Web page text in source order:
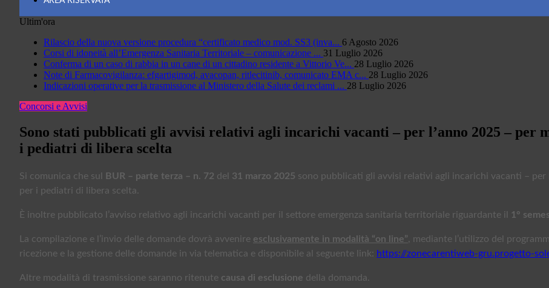
Ultim'ora
Rilascio della nuova versione procedura “certificato medico mod. SS3 (inva... 6 Agosto 2026
Corsi di idoneità all’Emergenza Sanitaria Territoriale – comunicazione ... 31 Luglio 2026
Conferma di un caso di rabbia in un cane di un cittadino residente a Vittorio Ve... 28 Luglio 2026
Note di Farmacovigilanza: efgartigimod, avacopan, ritlecitinib, comunicato EMA c... 28 Luglio 2026
Indicazioni operative per la trasmissione al Ministero della Salute dei reclami ... 28 Luglio 2026
Concorsi e Avvisi
Sono stati pubblicati gli avvisi relativi agli incarichi vacanti – per l’anno 2025 – per
i pediatri di libera scelta
Si comunica che sul BUR – parte terza – n. 72 del 31 marzo 2025 sono pubblicati gli avvisi relativi agli incarichi vacanti – per
per i pediatri di libera scelta.
È inoltre pubblicato l’avviso relativo agli incarichi vacanti per il settore emergenza sanitaria territoriale riguardante il 1°
La compilazione e l’invio delle domande dovrà avvenire esclusivamente in modalità “on line” , mediante l’utilizzo del
ricezione e la gestione delle domande in via telematica e disponibile al seguente link: https://zonecarentiweb-gru.progetto-
Altre modalità di trasmissione saranno ritenute causa di esclusione della domanda.